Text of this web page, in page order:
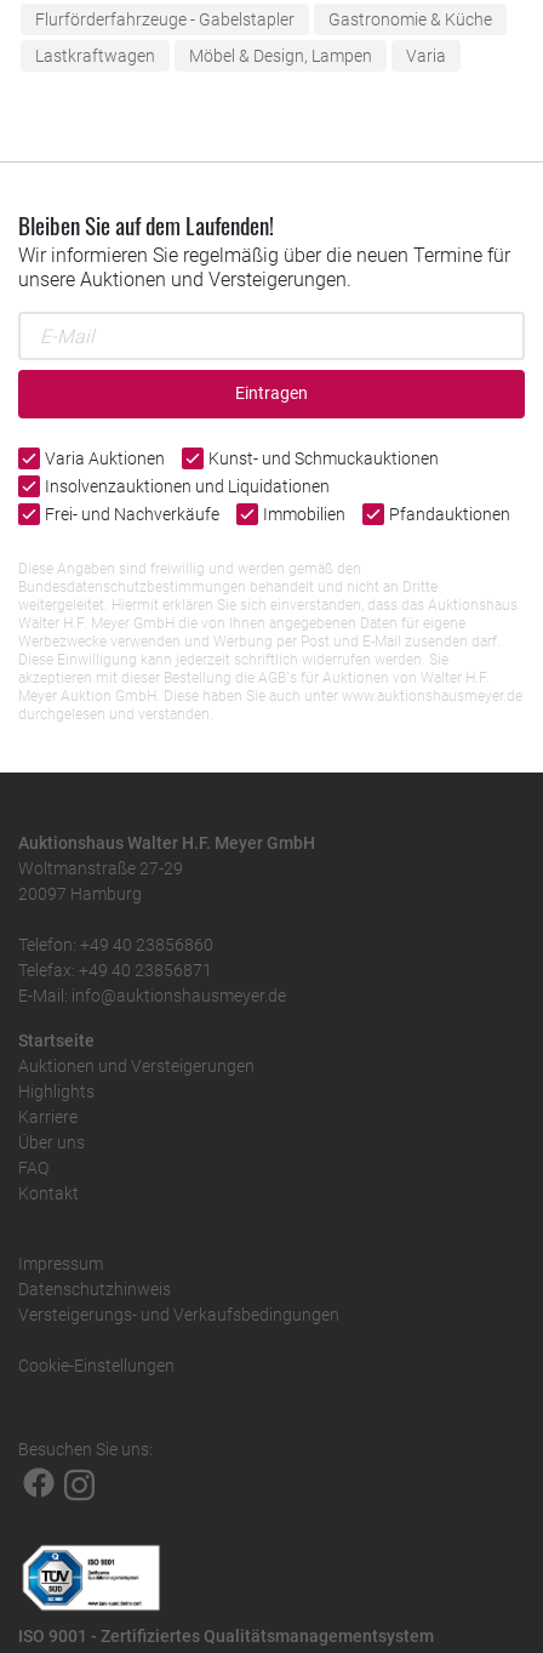
Flurförderfahrzeuge - Gabelstapler
Gastronomie & Küche
Lastkraftwagen
Möbel & Design, Lampen Varia
Bleiben Sie auf dem Laufenden!
Wir informieren Sie regelmäßig über die neuen Termine für
unsere Auktionen und Versteigerungen.
Eintragen
Varia Auktionen
Kunst- und Schmuckauktionen
Insolvenzauktionen und Liquidationen
Frei- und Nachverkäufe
Immobilien Pfandauktionen
Diese Angaben sind freiwillig und werden gemäß den
Bundesdatenschutzbestimmungen behandelt und nicht an Dritte
weitergeleitet. Hiermit erklären Sie sich einverstanden, dass das Auktionshaus
Walter H.F. Meyer GmbH die von Ihnen angegebenen Daten für eigene
Werbezwecke verwenden und Werbung per Post und E-Mail zusenden darf.
Diese Einwilligung kann jederzeit schriftlich widerrufen werden. Sie
akzeptieren mit dieser Bestellung die AGB`s für Auktionen von Walter H.F.
Meyer Auktion GmbH. Diese haben Sie auch unter www.auktionshausmeyer.de
durchgelesen und verstanden.
Auktionshaus Walter H.F. Meyer GmbH
Woltmanstraße 27-29
20097 Hamburg
Telefon: +49 40 23856860
Telefax: +49 40 23856871
E-Mail: info@auktionshausmeyer.de
Startseite
Auktionen und Versteigerungen
Highlights
Karriere
Über uns
FAQ
Kontakt
Impressum
Datenschutzhinweis
Versteigerungs- und Verkaufsbedingungen
Cookie-Einstellungen
Besuchen Sie uns:
ISO 9001 - Zertifiziertes Qualitätsmanagementsystem